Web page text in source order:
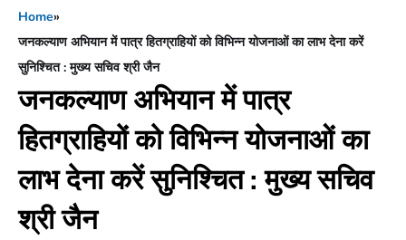
Home»
जनकल्याण अभियान में पात्र हितग्राहियों को विभिन्न योजनाओं का लाभ देना करें
सुनिश्चित : मुख्य सचिव श्री जैन
जनकल्याण अभियान में पात्र
हितग्राहियों को विभिन्न योजनाओं का
लाभ देना करें सुनिश्चित : मुख्य सचिव
श्री जैन